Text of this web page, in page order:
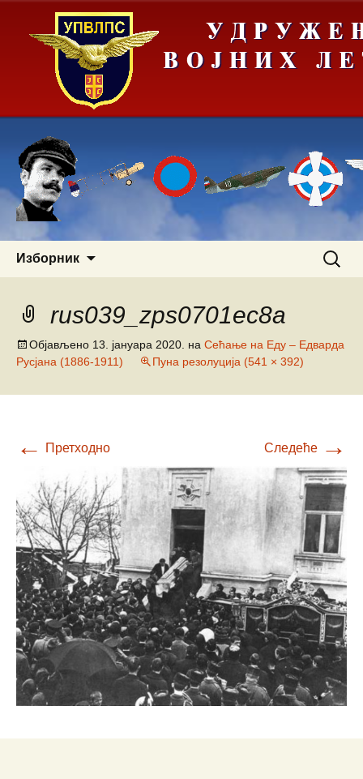
Изборник
rus039_zps0701ec8a
Објављено 13. јануара 2020. на Сећање на Еду – Едварда
Русјана (1886-1911)
Пуна резолуција (541 × 392)
← Претходно Следеће →